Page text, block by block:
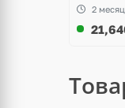
2